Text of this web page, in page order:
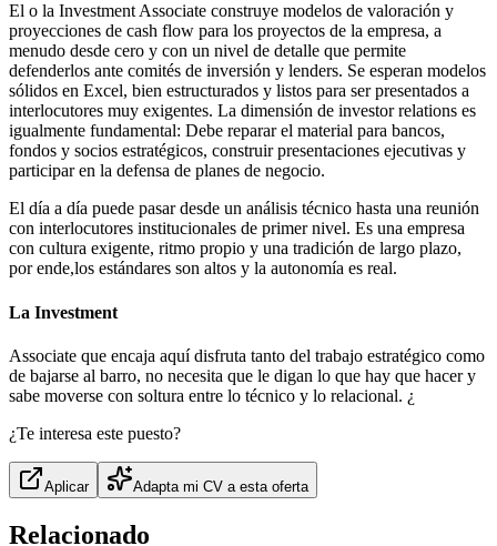
El o la Investment Associate construye modelos de valoración y
proyecciones de cash flow para los proyectos de la empresa, a
menudo desde cero y con un nivel de detalle que permite
defenderlos ante comités de inversión y lenders. Se esperan modelos
sólidos en Excel, bien estructurados y listos para ser presentados a
interlocutores muy exigentes. La dimensión de investor relations es
igualmente fundamental: Debe reparar el material para bancos,
fondos y socios estratégicos, construir presentaciones ejecutivas y
participar en la defensa de planes de negocio.
El día a día puede pasar desde un análisis técnico hasta una reunión
con interlocutores institucionales de primer nivel. Es una empresa
con cultura exigente, ritmo propio y una tradición de largo plazo,
por ende,los estándares son altos y la autonomía es real.
La Investment
Associate que encaja aquí disfruta tanto del trabajo estratégico como
de bajarse al barro, no necesita que le digan lo que hay que hacer y
sabe moverse con soltura entre lo técnico y lo relacional. ¿
¿Te interesa este puesto?
Aplicar Adapta mi CV a esta oferta
Relacionado